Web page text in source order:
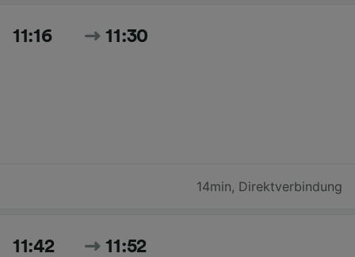
11:16 11:30
14min, Direktverbindung
11:42 11:52